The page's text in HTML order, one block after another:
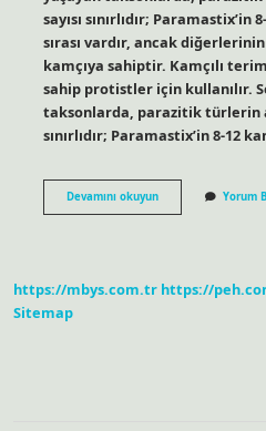
sayısı sınırlıdır;
sırası vardır, ancak
kamçıya sahiptir. Kamçılı
sahip protistler için kullanılır.
taksonlarda, parazitik türlerin
sınırlıdır; Paramastix’in 8-12
Devamını okuyunKamçı
Hangi
Yorum
https://mbys.com.tr https://
Sitemap